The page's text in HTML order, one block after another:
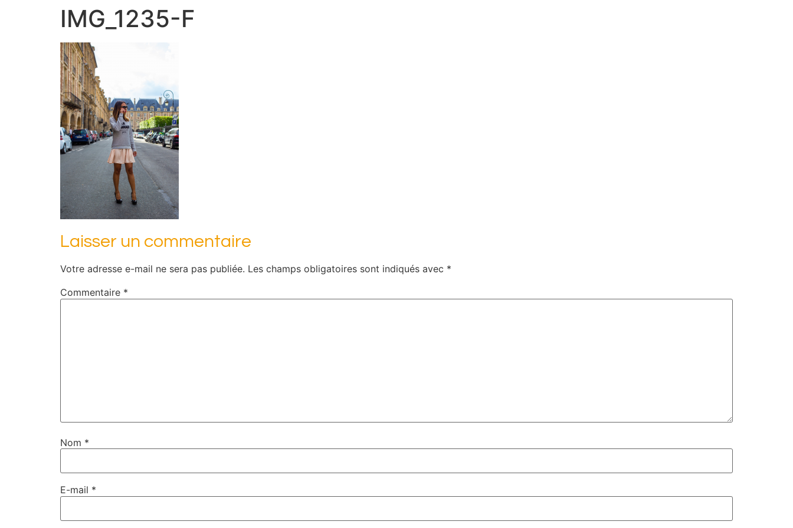
IMG_1235-F
Laisser un commentaire
Votre adresse e-mail ne sera pas publiée. Les champs obligatoires sont indiqués avec *
Commentaire *
Nom *
E-mail *